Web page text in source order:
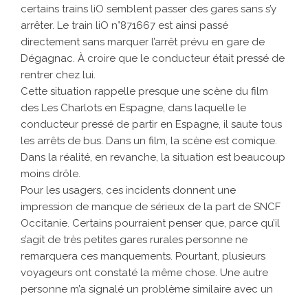
certains trains liO semblent passer des gares sans s’y
arrêter. Le train liO n°871667 est ainsi passé
directement sans marquer l’arrêt prévu en gare de
Dégagnac. À croire que le conducteur était pressé de
rentrer chez lui.
Cette situation rappelle presque une scène du film
des Les Charlots en Espagne, dans laquelle le
conducteur pressé de partir en Espagne, il saute tous
les arrêts de bus. Dans un film, la scène est comique.
Dans la réalité, en revanche, la situation est beaucoup
moins drôle.
Pour les usagers, ces incidents donnent une
impression de manque de sérieux de la part de SNCF
Occitanie. Certains pourraient penser que, parce qu’il
s’agit de très petites gares rurales personne ne
remarquera ces manquements. Pourtant, plusieurs
voyageurs ont constaté la même chose. Une autre
personne m’a signalé un problème similaire avec un